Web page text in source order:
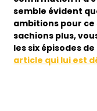
semble évident
ambitions pour ce
sachions plus,
les six épisodes
article qui lui est